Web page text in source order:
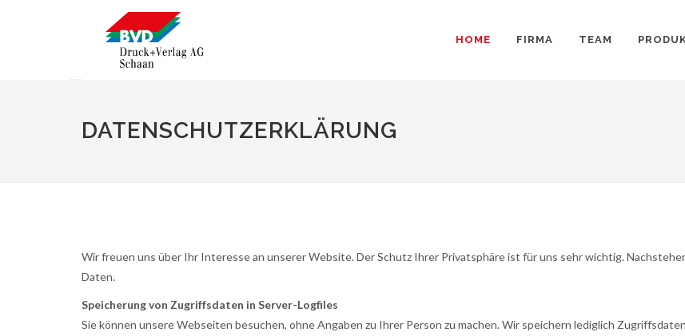
HOME FIRMA TEAM
DATENSCHUTZERKLÄRUNG
Wir freuen uns über Ihr Interesse an unserer Website. Der Schutz Ihrer Privatsphäre ist für uns sehr wichtig.
Daten.
Speicherung von Zugriffsdaten in Server-Logfiles
Sie können unsere Webseiten besuchen, ohne Angaben zu Ihrer Person zu machen. Wir speichern lediglich